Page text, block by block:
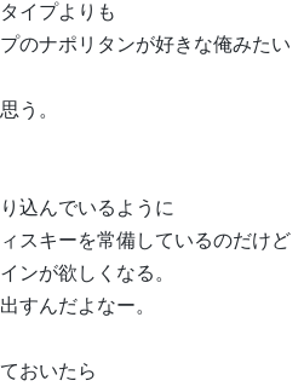
イプよりも
のナポリタンが好きな俺みたい
う。
込んでいるように
スキーを常備しているのだけど
ンが欲しくなる。
すんだよなー。
おいたら